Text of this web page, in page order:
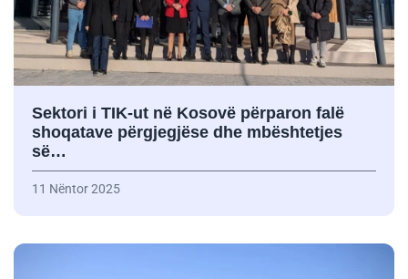
Sektori i TIK-ut në Kosovë përparon falë
shoqatave përgjegjëse dhe mbështetjes
së…
11 Nëntor 2025